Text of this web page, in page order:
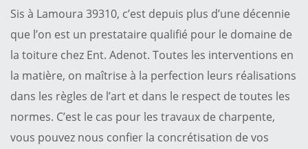
Sis à Lamoura 39310, c’est depuis plus d’une décennie
que l’on est un prestataire qualifié pour le domaine de
la toiture chez Ent. Adenot. Toutes les interventions en
la matière, on maîtrise à la perfection leurs réalisations
dans les règles de l’art et dans le respect de toutes les
normes. C’est le cas pour les travaux de charpente,
vous pouvez nous confier la concrétisation de vos